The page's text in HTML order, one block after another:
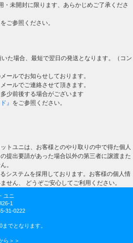
・未開封に限ります、あらかじめご了承くださ
をご参照ください。
た場合、最短で翌日の発送となります。（コン
ールでお知らせしております。
ールでご連絡させて頂きます。
少前後する場合がございます
』 をご参照ください。
トユニは、お客様とのやり取りの中で得た個人
提出要請があった場合以外の第三者に譲渡また
。
システムを採用しております。お客様の個人情
せん、 どうぞご安心してご利用ください。
ユニ
1
31-0222
でとなります。
ら＞＞